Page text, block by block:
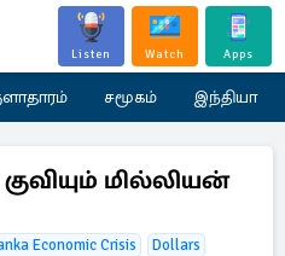
Listen Watch Apps
சமூகம் இந்தியா
குவியும் மில்லியன்
Economic Crisis
Dollars